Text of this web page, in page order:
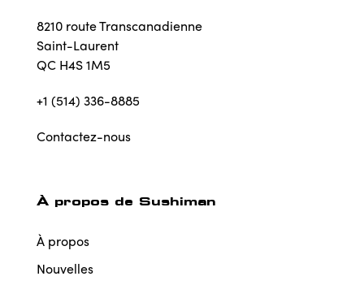
8210 route Transcanadienne
Saint-Laurent
QC H4S 1M5
+1 (514) 336-8885
Contactez-nous
À propos de Sushiman
À propos
Nouvelles